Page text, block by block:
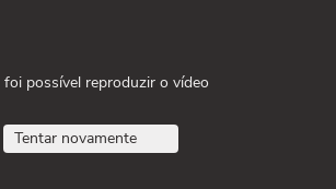
foi possível reproduzir o vídeo
Tentar novamente